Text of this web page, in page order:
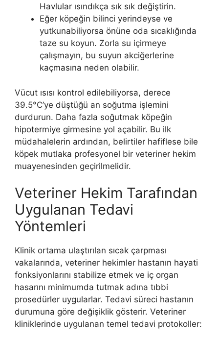
Havlular ısındıkça sık sık değiştirin.
Eğer köpeğin bilinci yerindeyse ve
yutkunabiliyorsa önüne oda sıcaklığında
taze su koyun. Zorla su içirmeye
çalışmayın, bu suyun akciğerlerine
kaçmasına neden olabilir.
Vücut ısısı kontrol edilebiliyorsa, derece
39.5°C’ye düştüğü an soğutma işlemini
durdurun. Daha fazla soğutmak köpeğin
hipotermiye girmesine yol açabilir. Bu ilk
müdahalelerin ardından, belirtiler hafiflese bile
köpek mutlaka profesyonel bir veteriner hekim
muayenesinden geçirilmelidir.
Veteriner Hekim Tarafından
Uygulanan Tedavi
Yöntemleri
Klinik ortama ulaştırılan sıcak çarpması
vakalarında, veteriner hekimler hastanın hayati
fonksiyonlarını stabilize etmek ve iç organ
hasarını minimumda tutmak adına tıbbi
prosedürler uygularlar. Tedavi süreci hastanın
durumuna göre değişiklik gösterir. Veteriner
kliniklerinde uygulanan temel tedavi protokoller: